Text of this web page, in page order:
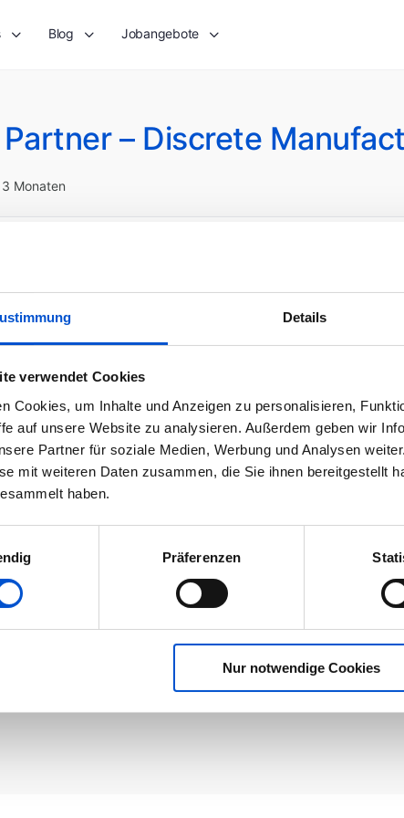
Details
verwendet Cookies
Cookies, um Inhalte und Anzeigen zu personalisieren,
auf unsere Website zu analysieren. Außerdem geben wir
Partner für soziale Medien, Werbung und Analysen
mit weiteren Daten zusammen, die Sie ihnen bereitgestellt
haben.
Präferenzen
Nur notwendige Cookies
Blog Jobangebote
– Discrete
Monaten
Jetzt bewerben